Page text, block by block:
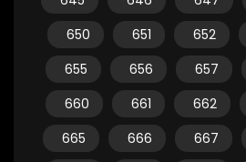
650
651 652
655
656 657
660
661 662
665
666 667